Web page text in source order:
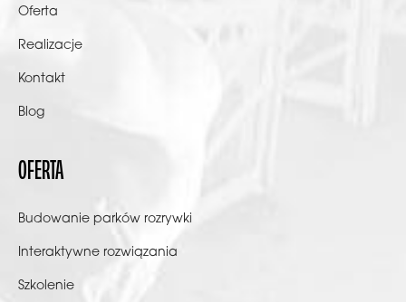
Oferta
Realizacje
Kontakt
Blog
OFERTA
Budowanie parków rozrywki
Interaktywne rozwiązania
Szkolenie